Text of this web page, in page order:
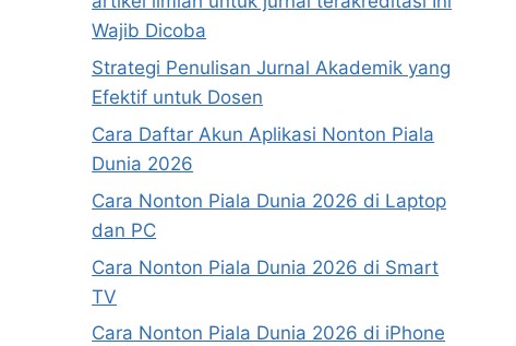
Wajib Dicoba
Strategi Penulisan Jurnal Akademik yang
Efektif untuk Dosen
Cara Daftar Akun Aplikasi Nonton Piala
Dunia 2026
Cara Nonton Piala Dunia 2026 di Laptop
dan PC
Cara Nonton Piala Dunia 2026 di Smart
TV
Cara Nonton Piala Dunia 2026 di iPhone